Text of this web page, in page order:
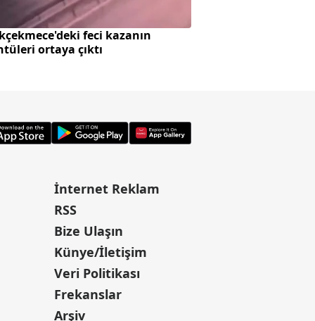
feci kazanın
ortaya çıktı
İnternet Reklam
RSS
Bize Ulaşın
Künye/İletişim
Veri Politikası
Frekanslar
Arşiv